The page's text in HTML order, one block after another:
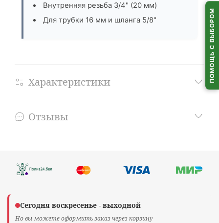
Самовывоз изпунктов выдачипо всей Беларуси
Внутренняя резьба 3/4" (20 мм)
Для трубки 16 мм и шланга 5/8"
Характеристики
Отзывы
Сегодня воскресенье - выходной
Но вы можете оформить заказ через корзину
ПОМОЩЬ С ВЫБОРОМ